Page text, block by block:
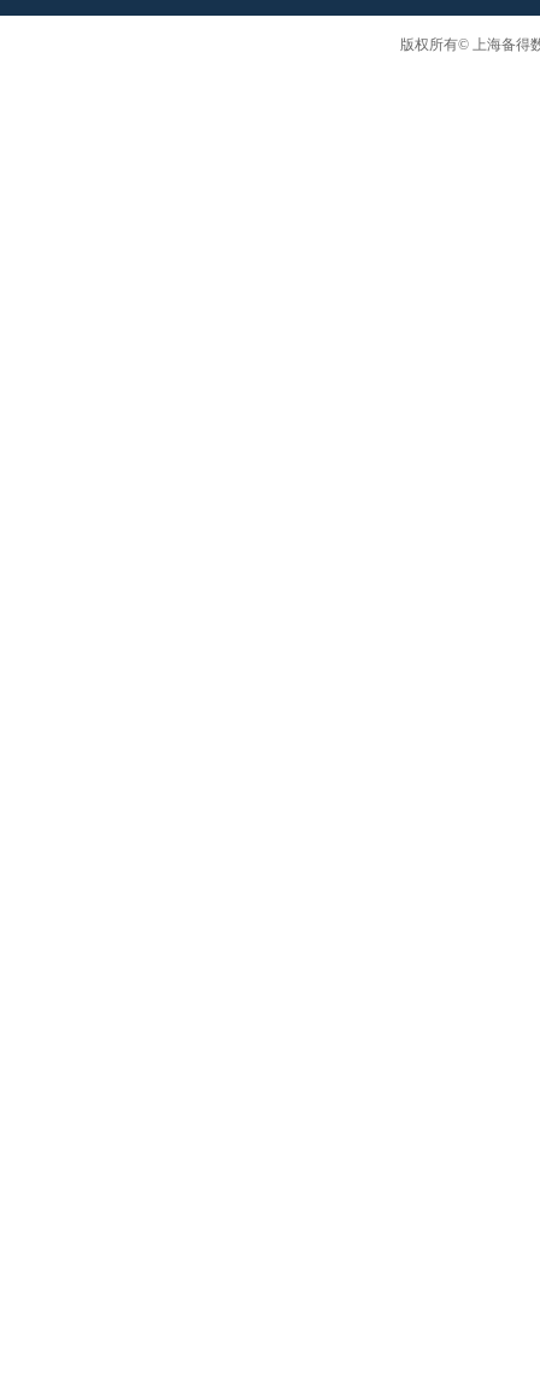
版权所有© 上海备得